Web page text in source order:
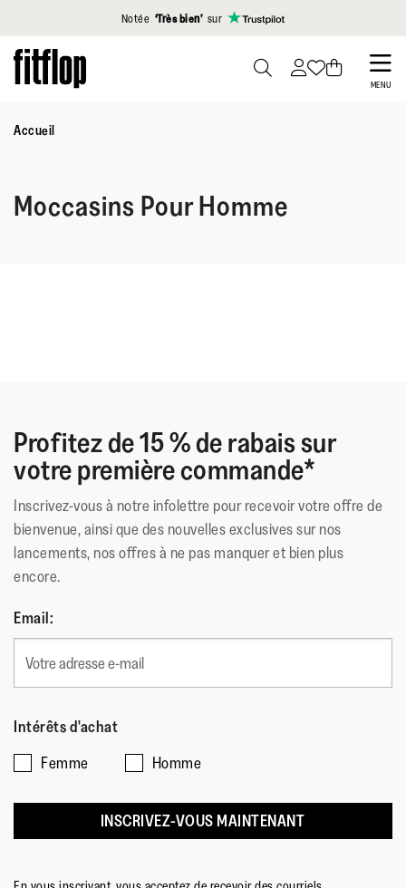
Cliquez pour consulter notre déclaration d'accessibilité
Notée ‘Très bien’ sur
Skip
to
content
MENU
Accueil
Moccasins Pour Homme
Profitez de 15 % de rabais sur
votre première commande*
Inscrivez-vous à notre infolettre pour recevoir votre offre de
bienvenue, ainsi que des nouvelles exclusives sur nos
lancements, nos offres à ne pas manquer et bien plus
encore.
Email:
Intérêts d'achat
Femme
Homme
INSCRIVEZ-VOUS MAINTENANT